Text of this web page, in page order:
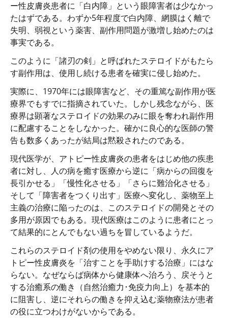
ー性皮膚炎患者に「白内障」という眼障害者は少なかっ
たはずである。わずか5年程度で白内障、網膜はく離で
失明、弱視という薬害、副作用問題が激増し始めたのは
事実である。
このように「諸刃の剣」と呼ばれたステロイドがもたら
す副作用は、使用し続ける患者を確実に侵し始めた。
実際に、1970年には眼障害など、その重篤な副作用が医
療界でもすでに指摘されていた。しかし残念ながら、医
療界は顕著なステロイドの効果のみに眼を奪われ副作用
に配慮することをしなかった。確かに良心的な医師の警
告も数多くあったが結局は黙殺されたのである。
現代医学が、アトピー性皮膚炎の患者をはじめ他の疾患
者に対し、人の病を癒す医療から逆に「病からの回復を
長引かせる」「慢性化させる」「さらに難治化させる」
そして「障害者をつくり出す」医療へ変化し、薬物至上
主義の治療に陥ったのは、このステロイドの開発とその
多用が原因でもある。現代医療はこのように患者にとっ
て結果的にとんでもない過ちを冒しているようだ。
これらのステロイド剤の使用をやめない限り、永久にア
トピー性皮膚炎を「治すことを手助けする治療」にはな
らない。なぜならば病体から健康体へ治ろう、戻そうと
する治癒系の働き（自然治癒力･免疫力向上）を基本的
に阻害し、逆にそれらの働きを抑え込む薬物療法が患者
の役に立つわけがないからである。